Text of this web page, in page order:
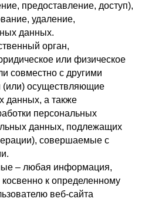
предоставление, доступ),
удаление,
данных.
орган,
или физическое
совместно с другими
(или) осуществляющие
данных, а также
персональных
данных, подлежащих
совершаемые с
– любая информация,
к определенному
веб-сайта